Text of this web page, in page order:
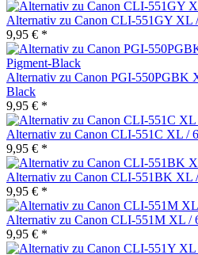
Alternativ zu Canon CLI-551GY XL
9,95 € *
Alternativ zu Canon PGI-550PGBK
Black
9,95 € *
Alternativ zu Canon CLI-551C XL /
9,95 € *
Alternativ zu Canon CLI-551BK XL
9,95 € *
Alternativ zu Canon CLI-551M XL /
9,95 € *